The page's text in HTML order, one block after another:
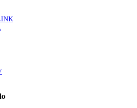
para primeira linha no cancro da
metastático em doentes não
inibidores PD-(L)1